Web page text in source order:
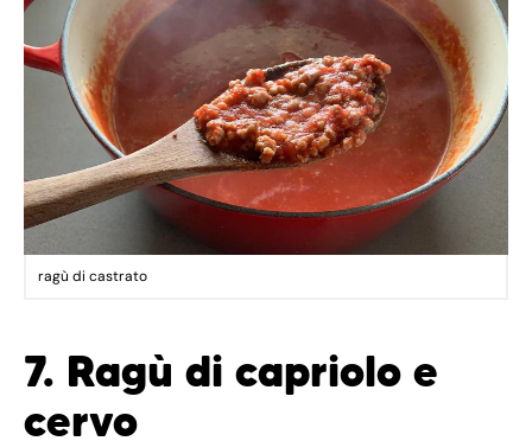
ragù di castrato
7. Ragù di capriolo e
cervo